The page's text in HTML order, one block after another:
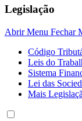
Legislação
Abrir Menu Fechar
Código
Leis do
Sistema
Lei das
Mais